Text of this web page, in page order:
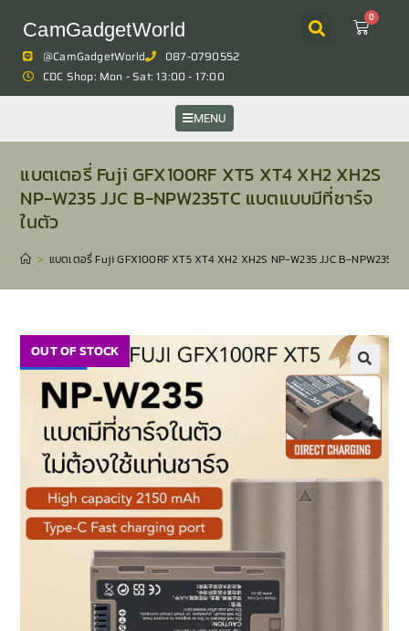
CamGadgetWorld
0
@CamGadgetWorld
087-0790552
CDC Shop: Mon - Sat: 13:00 - 17:00
MENU
แบตเตอรี่ Fuji GFX100RF XT5 XT4 XH2 XH2S
NP-W235 JJC B-NPW235TC แบตแบบมีที่ชาร์จ
ในตัว
> แบตเตอรี่ Fuji GFX100RF XT5 XT4 XH2 XH2S NP-W235 JJC B-
🔍
OUT OF STOCK